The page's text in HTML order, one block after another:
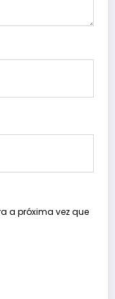
a próxima vez que